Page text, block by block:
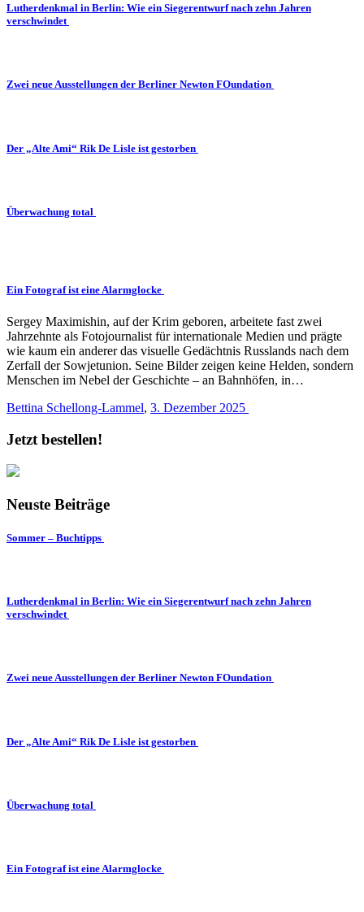
Lutherdenkmal in Berlin: Wie ein Siegerentwurf nach zehn Jahren
verschwindet
Zwei neue Ausstellungen der Berliner Newton FOundation
Der „Alte Ami“ Rik De Lisle ist gestorben
Überwachung total
Ein Fotograf ist eine Alarmglocke
Sergey Maximishin, auf der Krim geboren, arbeitete fast zwei
Jahrzehnte als Fotojournalist für internationale Medien und prägte
wie kaum ein anderer das visuelle Gedächtnis Russlands nach dem
Zerfall der Sowjetunion. Seine Bilder zeigen keine Helden, sondern
Menschen im Nebel der Geschichte – an Bahnhöfen, in…
Bettina Schellong-Lammel, 3. Dezember 2025
Jetzt bestellen!
Neuste Beiträge
Sommer – Buchtipps
Lutherdenkmal in Berlin: Wie ein Siegerentwurf nach zehn Jahren
verschwindet
Zwei neue Ausstellungen der Berliner Newton FOundation
Der „Alte Ami“ Rik De Lisle ist gestorben
Überwachung total
Ein Fotograf ist eine Alarmglocke